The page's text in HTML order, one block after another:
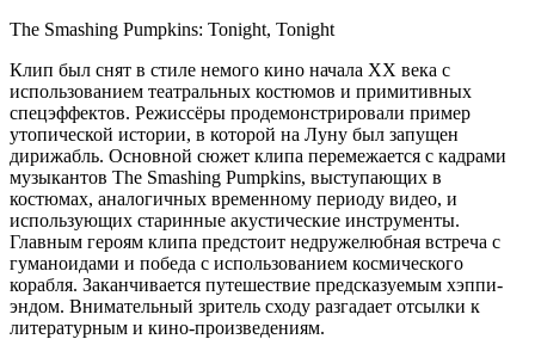
The Smashing Pumpkins: Tonight, Tonight
Клип был снят в стиле немого кино начала ХХ века с
использованием театральных костюмов и примитивных
спецэффектов. Режиссёры продемонстрировали пример
утопической истории, в которой на Луну был запущен
дирижабль. Основной сюжет клипа перемежается с кадрами
музыкантов The Smashing Pumpkins, выступающих в
костюмах, аналогичных временному периоду видео, и
использующих старинные акустические инструменты.
Главным героям клипа предстоит недружелюбная встреча с
гуманоидами и победа с использованием космического
корабля. Заканчивается путешествие предсказуемым хэппи-
эндом. Внимательный зритель сходу разгадает отсылки к
литературным и кино-произведениям.